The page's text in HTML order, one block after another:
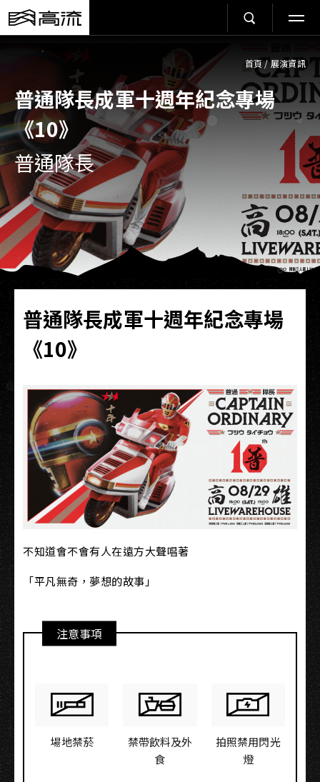
首頁/ 展演資訊
普通隊長成軍十週年紀念專場
《10》
普通隊長
普通隊長成軍十週年紀念專場
《10》
不知道會不會有人在遠方大聲唱著
「平凡無奇，夢想的故事」
注意事項
場地禁菸
禁帶飲料及外
食
拍照禁用閃光
燈